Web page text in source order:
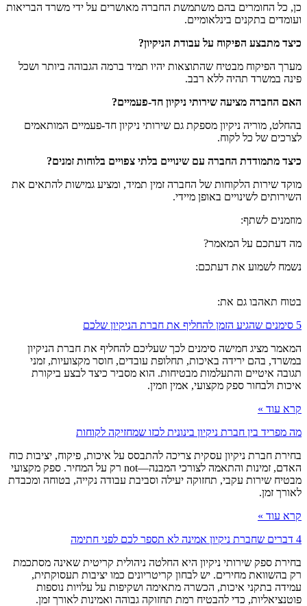
כן, כל החומרים בהם משתמשת החברה מאושרים על ידי משרד הבריאות
ועומדים בתקנים בינלאומיים.
כיצד מתבצע הפיקוח על עבודת הניקיון?
מערך הפיקוח מבטיח שהתוצאות יהיו תמיד ברמה הגבוהה ביותר ושכל
פינה במשרד תהיה ללא רבב.
האם החברה מציעה שירותי ניקיון חד-פעמיים?
בהחלט, מוריה ניקיון מספקת גם שירותי ניקיון חד-פעמיים המותאמים
לצרכים של כל לקוח.
כיצד מתמודדת החברה עם שינויים בלתי צפויים בלוחות זמנים?
מוקד שירות הלקוחות של החברה זמין תמיד, ומציע גמישות להתאים את
השירותים לשינויים באופן מיידי.
מוזמנים לשתף:
מה דעתכם על המאמר?
נשמח לשמוע את דעתכם:
בטוח תאהבו גם את:
5 סימנים שהגיע הזמן להחליף את חברת הניקיון שלכם
המאמר מציג חמישה סימנים לכך שעליכם להחליף את חברת הניקיון
במשרד, בהם ירידה באיכות, תחלופת עובדים, חוסר מקצועיות, זמני
תגובה איטיים והתעלמות מבטיחות. הוא מסביר כיצד לבצע ביקורת
איכות ולבחור ספק מקצועי, אמין וזמין.
קרא עוד »
מה מפריד בין חברת ניקיון בינונית לכזו שמחזיקה לקוחות
בחירת חברת ניקיון עסקית צריכה להתבסס על איכות, פיקוח, יציבות כוח
האדם, זמינות והתאמה לצורכי המבנה—not רק על המחיר. ספק מקצועי
מבטיח שירות עקבי, תחזוקה יעילה וסביבת עבודה נקייה, בטוחה ומכבדת
לאורך זמן.
קרא עוד »
4 דברים שחברת ניקיון אמינה לא תספר לכם לפני חתימה
בחירת ספק שירותי ניקיון היא החלטה ניהולית קריטית שאינה מסתכמת
רק בהשוואת מחירים. יש לבחון קריטריונים כמו יציבות תעסוקתית,
עמידה בתקני איכות, הכשרה מתאימה ושקיפות על עלויות נוספות
פוטנציאליות, כדי להבטיח רמת תחזוקה גבוהה ואמינות לאורך זמן.